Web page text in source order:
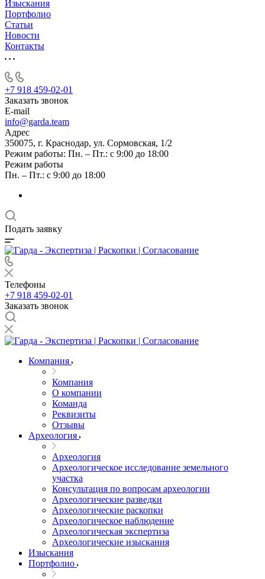
Изыскания
Портфолио
Статьи
Новости
Контакты
+7 918 459-02-01
Заказать звонок
E-mail
info@garda.team
Адрес
350075, г. Краснодар, ул. Сормовская, 1/2
Режим работы: Пн. – Пт.: с 9:00 до 18:00
Режим работы
Пн. – Пт.: с 9:00 до 18:00
Подать заявку
Телефоны
+7 918 459-02-01
Заказать звонок
Компания
Компания
О компании
Команда
Реквизиты
Отзывы
Археология
Археология
Археологическое исследование земельного
участка
Консультация по вопросам археологии
Археологические разведки
Археологические раскопки
Археологическое наблюдение
Археологическая экспертиза
Археологические изыскания
Изыскания
Портфолио